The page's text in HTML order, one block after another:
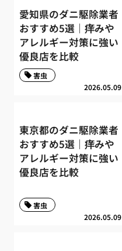
愛知県のダニ駆除業者
おすすめ5選｜痒みや
アレルギー対策に強い
優良店を比較
2026.05.09
害虫
東京都のダニ駆除業者
おすすめ5選｜痒みや
アレルギー対策に強い
優良店を比較
2026.05.09
害虫